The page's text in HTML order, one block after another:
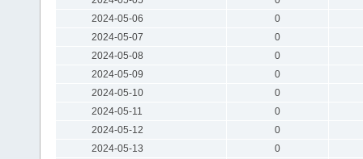
2024-05-06
0
2024-05-07
0
2024-05-08
0
2024-05-09
0
2024-05-10
0
2024-05-11
0
2024-05-12
0
2024-05-13
0